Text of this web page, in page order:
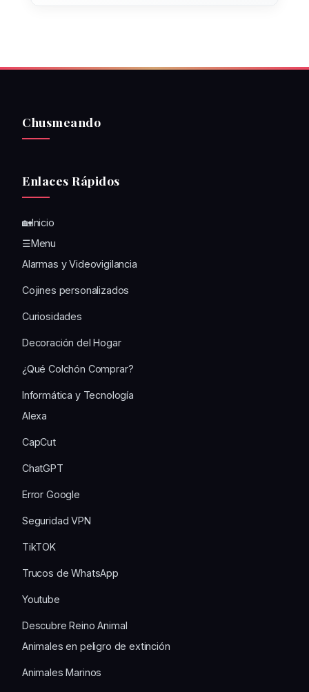
Chusmeando
Enlaces Rápidos
🏡Inicio
☰Menu
Alarmas y Videovigilancia
Cojines personalizados
Curiosidades
Decoración del Hogar
¿Qué Colchón Comprar?
Informática y Tecnología
Alexa
CapCut
ChatGPT
Error Google
Seguridad VPN
TikTOK
Trucos de WhatsApp
Youtube
Descubre Reino Animal
Animales en peligro de extinción
Animales Marinos